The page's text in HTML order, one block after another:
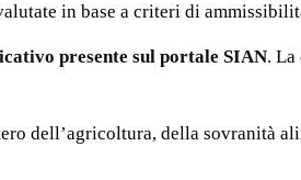
in base a criteri di
presente sul portale SIAN.
dell’agricoltura, della sovranità